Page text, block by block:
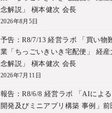
念解説」 槇本健次 会長
2026年8月5日
予告：R8/7/13 経営ラボ 「買い物
業「ちっごいきいき宅配便」 経産
念解説」 槇本健次 会長
2026年7月11日
報告：R8/6/8 経営ラボ 「AIによ
開発及びミニアプリ構築 事例」前